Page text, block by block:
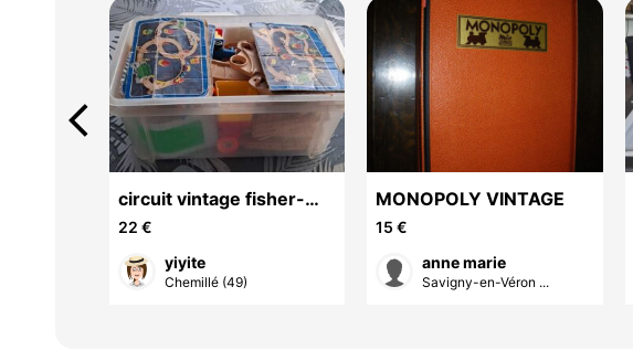
circuit vintage fisher-
price
22 €
yiyite
Chemillé (49)
MONOPOLY VINTAGE
15 €
anne marie
Savigny-en-Véron ...
arrow_back_ios